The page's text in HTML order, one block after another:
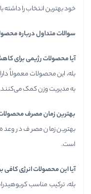
خود بهترین انتخاب را داشته
سوالات متداول درباره
آیا محصولات رژیمی برای
بله، این محصولات معمولاً
به مدیریت وزن کمک می‌کنند.
بهترین زمان مصرف
بهترین زمان مصرف در
است.
آیا این محصولات انرژی کافی
بله، ترکیب مناسب